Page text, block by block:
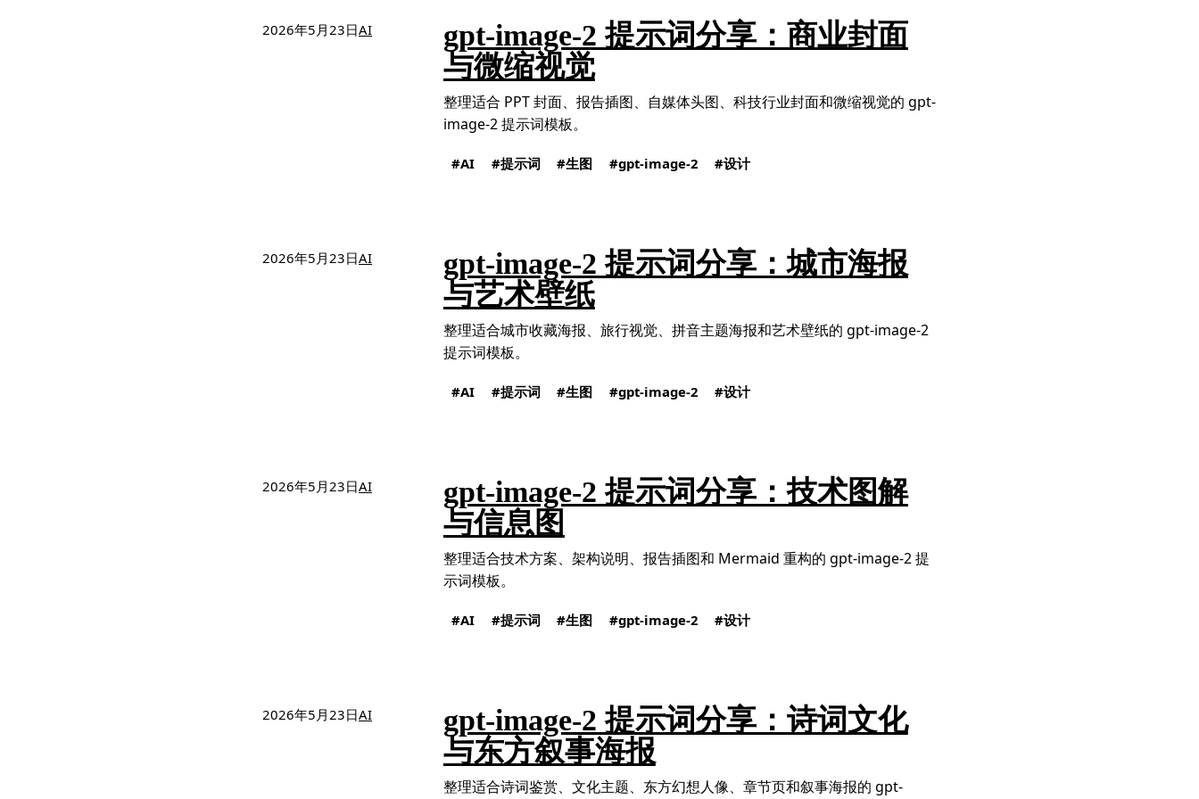
2026年5月23日AI
gpt-image-2 提示词分享：商业封面
与微缩视觉
整理适合 PPT 封面、报告插图、自媒体头图、科技行业封面和微缩视觉的 gpt-
image-2 提示词模板。
AI 提示词 生图 gpt-image-2 设计
2026年5月23日AI
gpt-image-2 提示词分享：城市海报
与艺术壁纸
整理适合城市收藏海报、旅行视觉、拼音主题海报和艺术壁纸的 gpt-image-2
提示词模板。
AI 提示词 生图 gpt-image-2 设计
2026年5月23日AI
gpt-image-2 提示词分享：技术图解
与信息图
整理适合技术方案、架构说明、报告插图和 Mermaid 重构的 gpt-image-2 提
示词模板。
AI 提示词 生图 gpt-image-2 设计
2026年5月23日AI
gpt-image-2 提示词分享：诗词文化
与东方叙事海报
整理适合诗词鉴赏、文化主题、东方幻想人像、章节页和叙事海报的 gpt-